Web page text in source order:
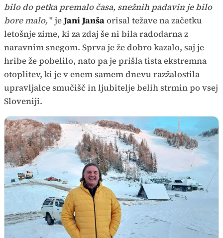
bilo do petka premalo časa, snežnih padavin je bilo
bore malo," jeJani Janšaorisal težave na začetku
letošnje zime, ki za zdaj še ni bila radodarna z
naravnim snegom. Sprva je že dobro kazalo, saj je
hribe že pobelilo, nato pa je prišla tista ekstremna
otoplitev, ki je v enem samem dnevu razžalostila
upravljalce smučišč in ljubitelje belih strmin po vsej
Sloveniji.